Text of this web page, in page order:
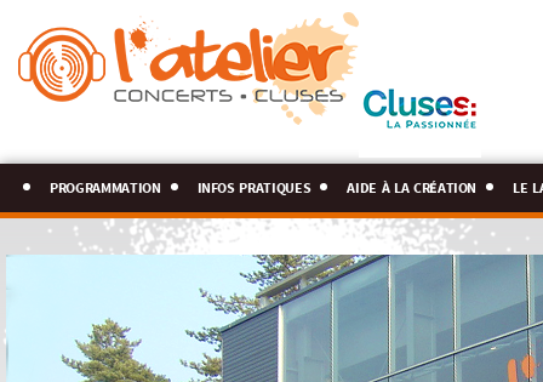
programmation infos pratiques aide à la création le